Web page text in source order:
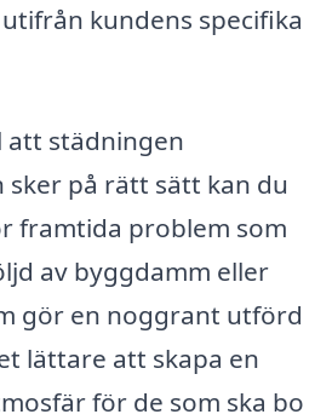
kundens specifika
att städningen
på rätt sätt kan du
framtida problem som
av byggdamm eller
gör en noggrant utförd
lättare att skapa en
för de som ska bo